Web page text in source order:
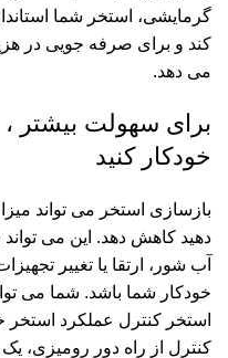
گرمایشی، استخر شما
کند و برای صرفه جویی در
می دهد.
برای سهولت بیشتر
خودکار کنید
بازسازی استخر می تواند
دهید کاهش دهد. این می
آب شور، ارتقا یا تغییر
خودکار شما باشد. شما می
استخر کنترل عملکرد استخر
کنترل از راه دور رومیزی،